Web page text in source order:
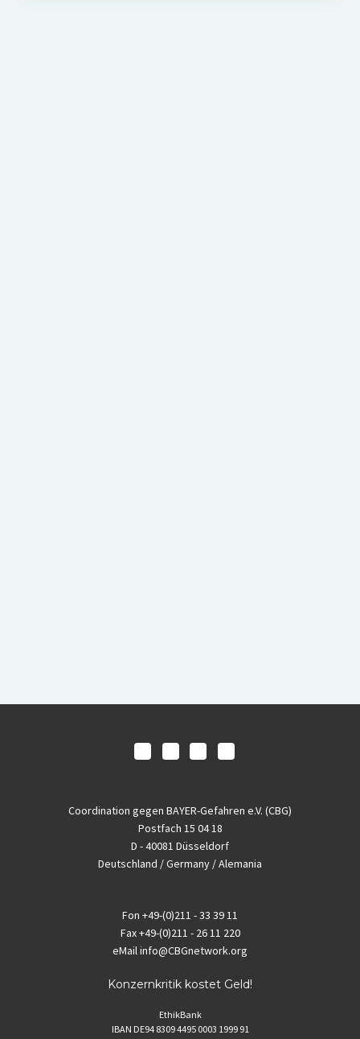
Coordination gegen BAYER-Gefahren e.V. (CBG)
Postfach 15 04 18
D - 40081 Düsseldorf
Deutschland / Germany / Alemania
Fon +49-(0)211 - 33 39 11
Fax+49-(0)211 - 26 11 220
eMailinfo@CBGnetwork.org
Konzernkritik kostet Geld!
EthikBank
IBAN DE94 8309 4495 0003 1999 91